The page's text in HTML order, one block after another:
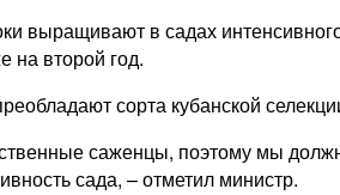
выращивают в садах
на второй год.
сорта кубанской
саженцы, поэтому мы
сада, – отметил министр.